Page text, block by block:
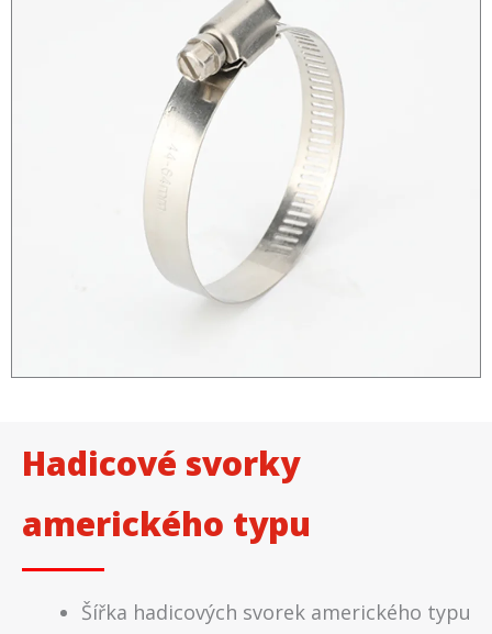
Hadicové svorky
amerického typu
Šířka hadicových svorek amerického typu